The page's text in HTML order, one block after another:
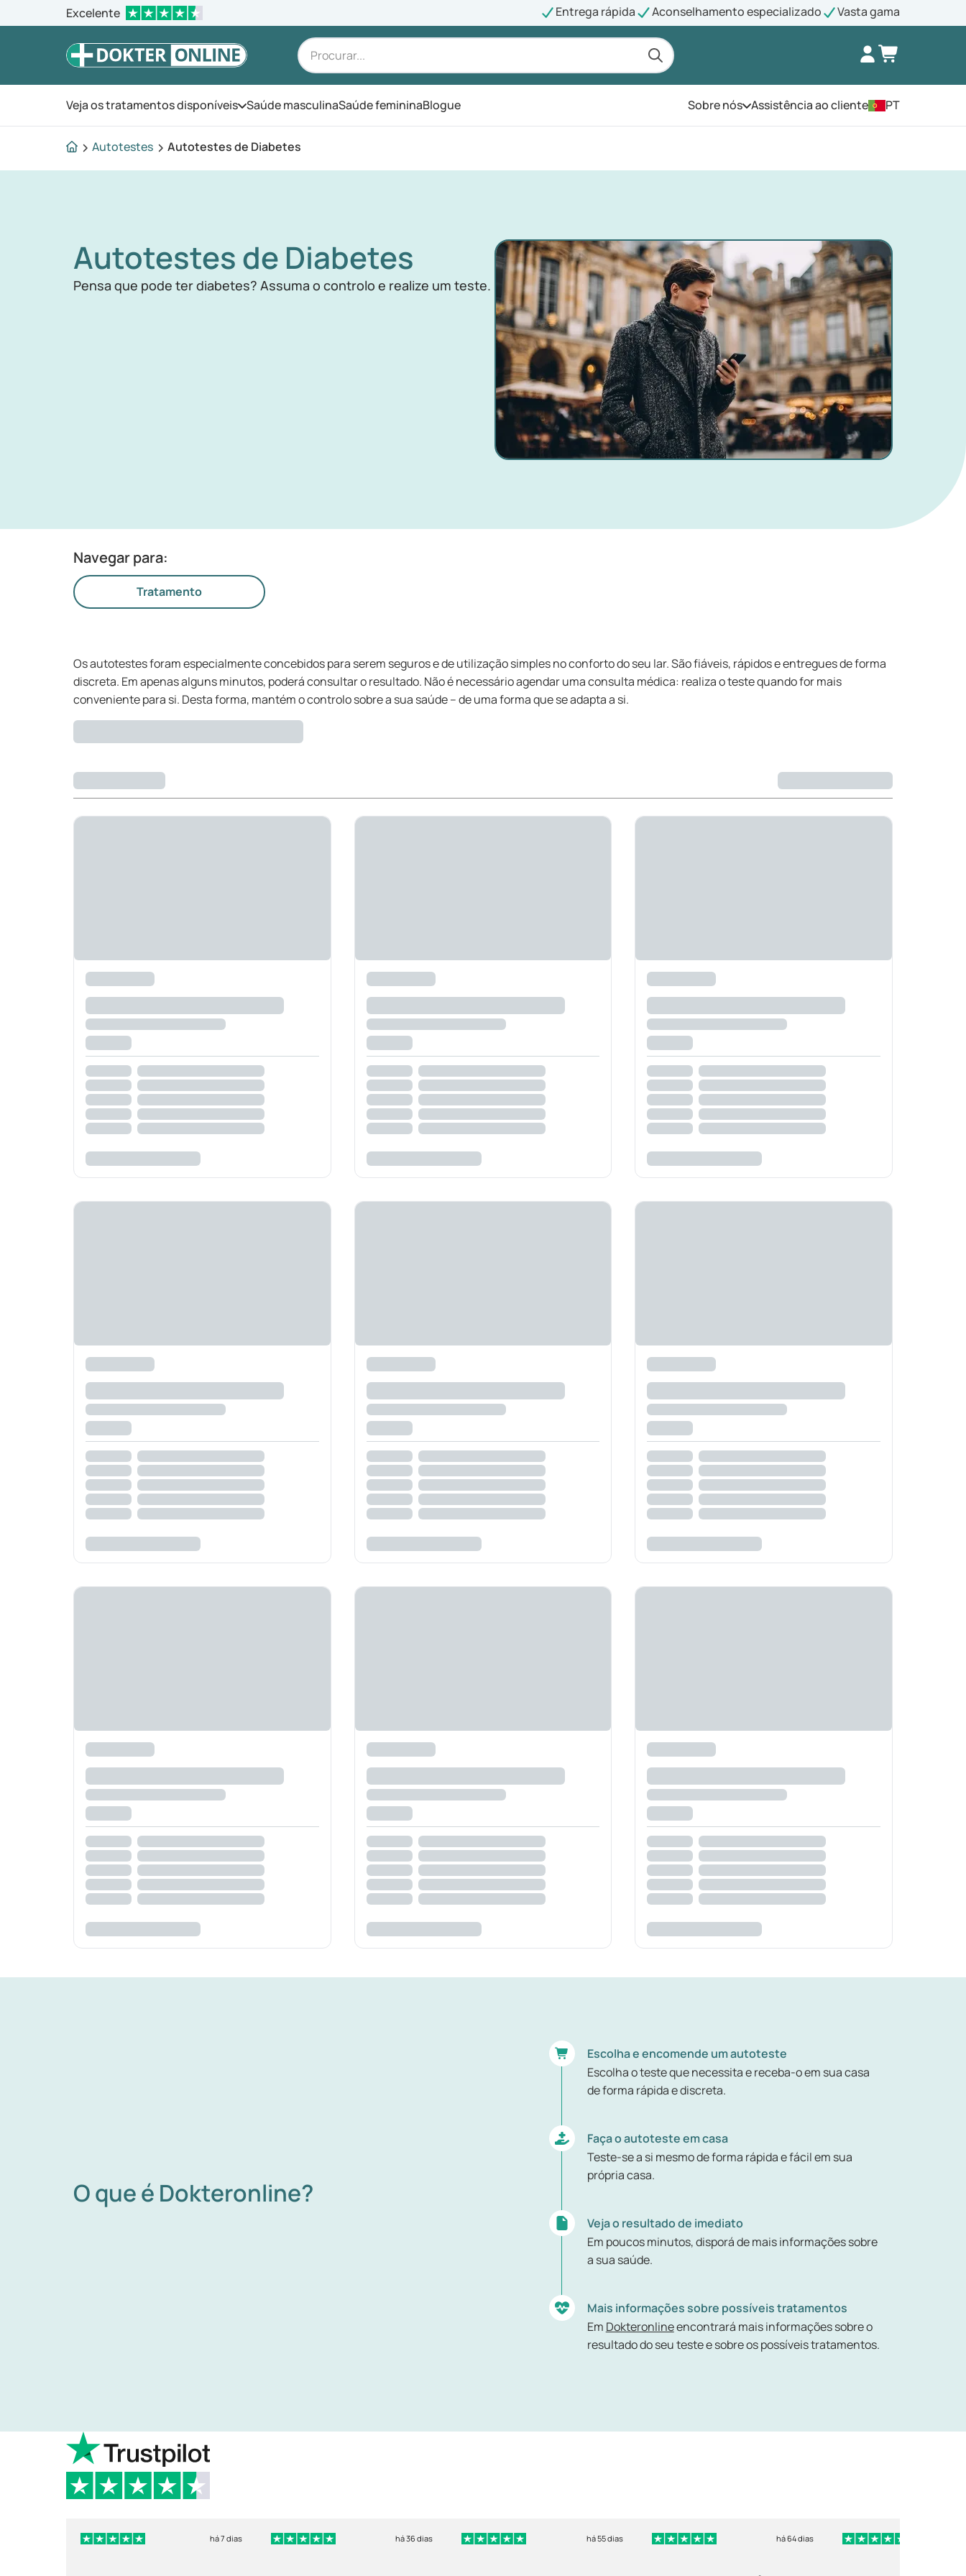
Excelente Entrega rápida Aconselhamento especializado Vasta gama
Veja os tratamentos disponíveisAbra o menu
Saúde masculinaSaúde femininaBlogue Sobre nósAbra o menu
Assistência ao cliente PT
Autotestes Autotestes de Diabetes
Autotestes de Diabetes
Pensa que pode ter diabetes? Assuma o controlo e realize um teste.
Navegar para:
Tratamento
Os autotestes foram especialmente concebidos para serem seguros e de utilização simples no conforto do seu lar. São fiáveis, rápidos e entregues de forma
discreta. Em apenas alguns minutos, poderá consultar o resultado. Não é necessário agendar uma consulta médica: realiza o teste quando for mais
conveniente para si. Desta forma, mantém o controlo sobre a sua saúde – de uma forma que se adapta a si.
O que é Dokteronline?
Escolha e encomende um autoteste
Escolha o teste que necessita e receba-o em sua casa
de forma rápida e discreta.
Faça o autoteste em casa
Teste-se a si mesmo de forma rápida e fácil em sua
própria casa.
Veja o resultado de imediato
Em poucos minutos, disporá de mais informações sobre
a sua saúde.
Mais informações sobre possíveis tratamentos
Em Dokteronlineencontrará mais informações sobre o
resultado do seu teste e sobre os possíveis tratamentos.
há 7 dias há 36 dias há 55 dias há 64 dias